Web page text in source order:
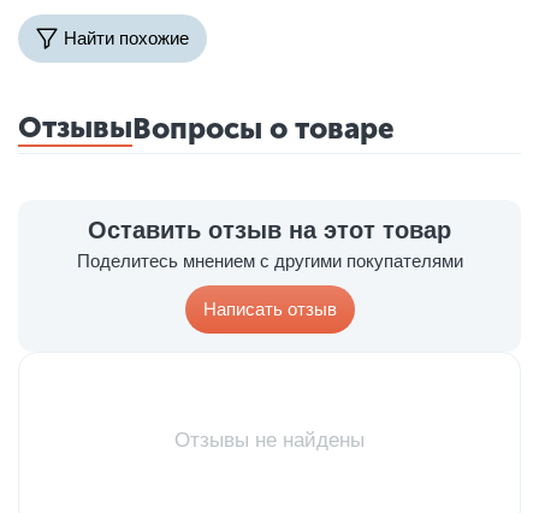
Найти похожие
ОтзывыВопросы о товаре
Оставить отзыв на этот товар
Поделитесь мнением с другими покупателями
Написать отзыв
Отзывы не найдены